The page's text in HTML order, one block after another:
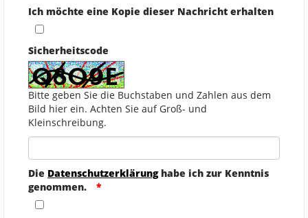
Ich möchte eine Kopie dieser Nachricht erhalten
Sicherheitscode
Bitte geben Sie die Buchstaben und Zahlen aus dem
Bild hier ein. Achten Sie auf Groß- und
Kleinschreibung.
Die Datenschutzerklärunghabe ich zur Kenntnis
genommen.